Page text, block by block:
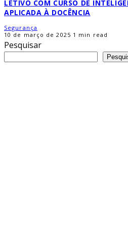
LETIVO COM CURSO DE
APLICADA À DOCÊNCIA
Segurança
10 de março de 2025 1 min read
Pesquisar